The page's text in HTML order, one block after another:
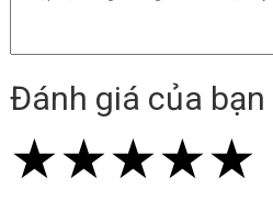
Đánh giá của bạn
★
★★
★★★
★★★★
★★★★★